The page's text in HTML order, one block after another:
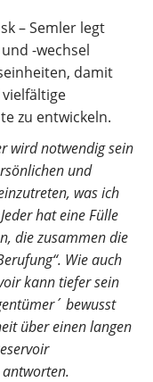
– Semler legt
-wechsel
damit
zu entwickeln.
wird notwendig sein
und
was ich
hat eine Fülle
die zusammen die
Wie auch
kann tiefer sein
bewusst
über einen langen